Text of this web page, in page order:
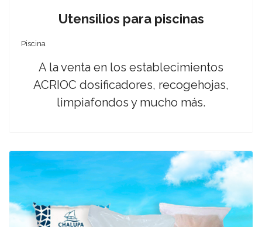
Utensilios para piscinas
Piscina
A la venta en los establecimientos
ACRIOC dosificadores, recogehojas,
limpiafondos y mucho más.